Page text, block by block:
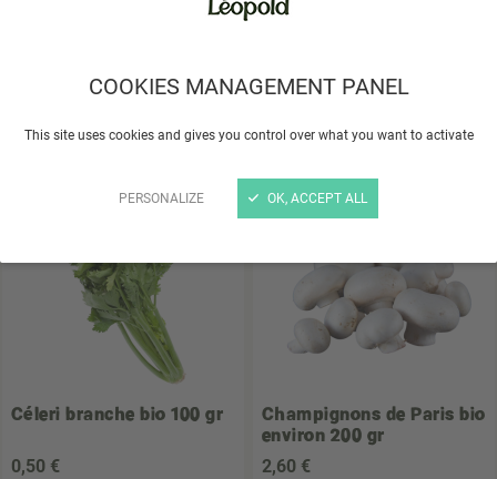
COOKIES MANAGEMENT PANEL
This site uses cookies and gives you control over what you want to activate
PERSONALIZE OK, ACCEPT ALL
(5,50 € / Kg)
Choisir un magasin
lot de 5 carottes bio
(1,95 € / U)
Choisir un magasin
Céleri branche bio 100 gr
0,50 €
Champignons de Paris bio
environ 200 gr
2,60 €